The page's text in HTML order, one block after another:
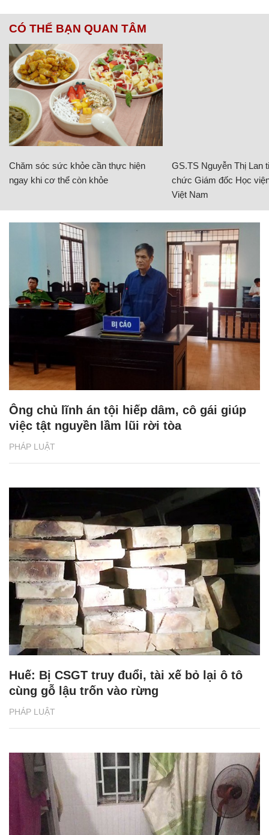
CÓ THỂ BẠN QUAN TÂM
Chăm sóc sức khỏe cần thực hiện
ngay khi cơ thể còn khỏe
GS.TS Nguyễn Thị Lan
chức Giám đốc Học
Việt Nam
PHÁP LUẬT
Ông chủ lĩnh án tội hiếp dâm, cô gái giúp
việc tật nguyền lầm lũi rời tòa
PHÁP LUẬT
Huế: Bị CSGT truy đuổi, tài xế bỏ lại ô tô
cùng gỗ lậu trốn vào rừng